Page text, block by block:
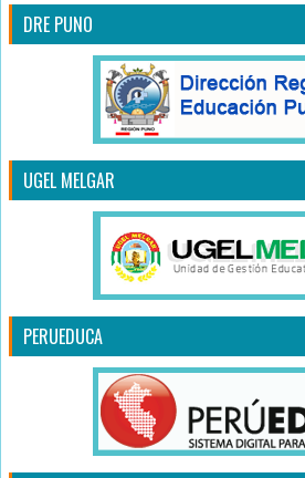
DRE PUNO
UGEL MELGAR
PERUEDUCA